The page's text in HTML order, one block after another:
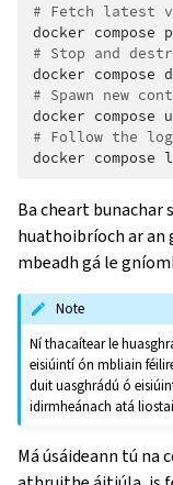
# Fetch latest
docker compose
# Stop and
docker compose
# Spawn new
docker compose
# Follow the
docker compose
Ba cheart bunachar
huathoibríoch ar an
mbeadh gá le
Note
Ní thacaítear le
eisiúintí ón mbliain
duit uasghrádú ó
idirmheánach atá
Má úsáideann tú na